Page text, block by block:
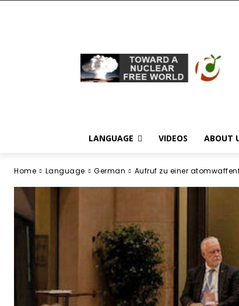
LANGUAGE VIDEOS ABOUT
Home Language German Aufruf zu einer